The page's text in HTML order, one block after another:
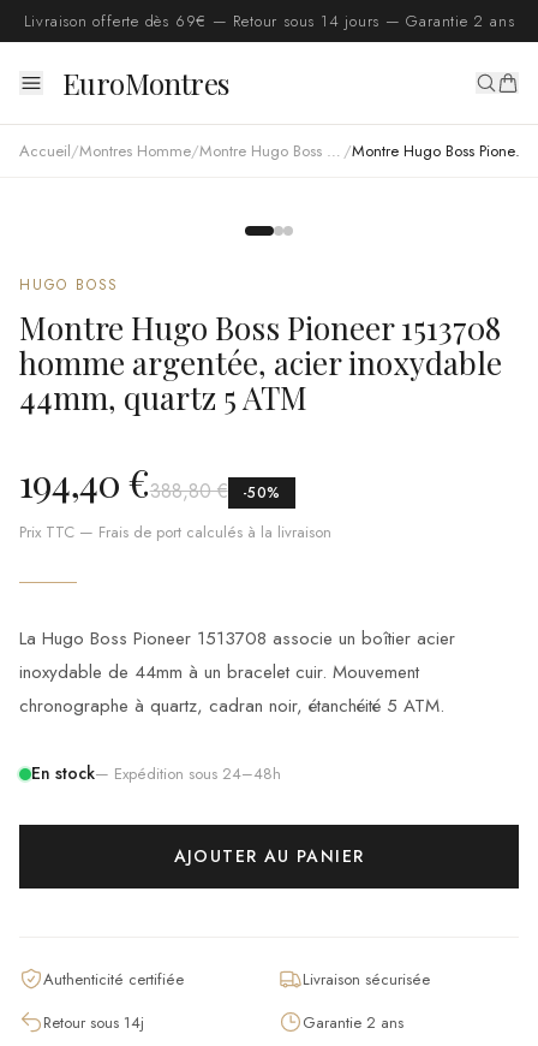
Livraison offerte dès 69€ — Retour sous 14 jours — Garantie 2 ans
EuroMontres
Accueil/Montres Homme/ Montre Hugo Boss homme / Montre Hugo Boss Pioneer 1513708 homme argentée, acier inoxydable 44mm, quartz 5 ATM
HUGO BOSS
Montre Hugo Boss Pioneer 1513708
homme argentée, acier inoxydable
44mm, quartz 5 ATM
194,40 €388,80 € -50%
Prix TTC — Frais de port calculés à la livraison
La Hugo Boss Pioneer 1513708 associe un boîtier acier
inoxydable de 44mm à un bracelet cuir. Mouvement
chronographe à quartz, cadran noir, étanchéité 5 ATM.
En stock— Expédition sous 24–48h
AJOUTER AU PANIER
Authenticité certifiée
Livraison sécurisée
Retour sous 14j
Garantie 2 ans